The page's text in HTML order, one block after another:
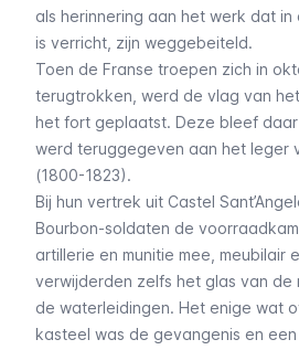
als herinnering aan het werk dat
is verricht, zijn weggebeiteld.
Toen de Franse troepen zich in
terugtrokken, werd de vlag van
het fort geplaatst. Deze bleef
werd teruggegeven aan het leger
(1800-1823).
Bij hun vertrek uit Castel
Bourbon-soldaten de
artillerie en munitie mee, meubilair
verwijderden zelfs het glas van de
de waterleidingen. Het enige wat
kasteel was de gevangenis en